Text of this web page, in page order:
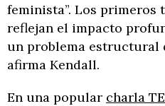
feminista”. Los primeros
reflejan el impacto
un problema estructural
afirma Kendall.
En una popular charla